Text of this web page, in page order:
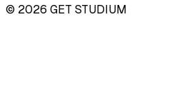
© 2026 GET STUDIUM